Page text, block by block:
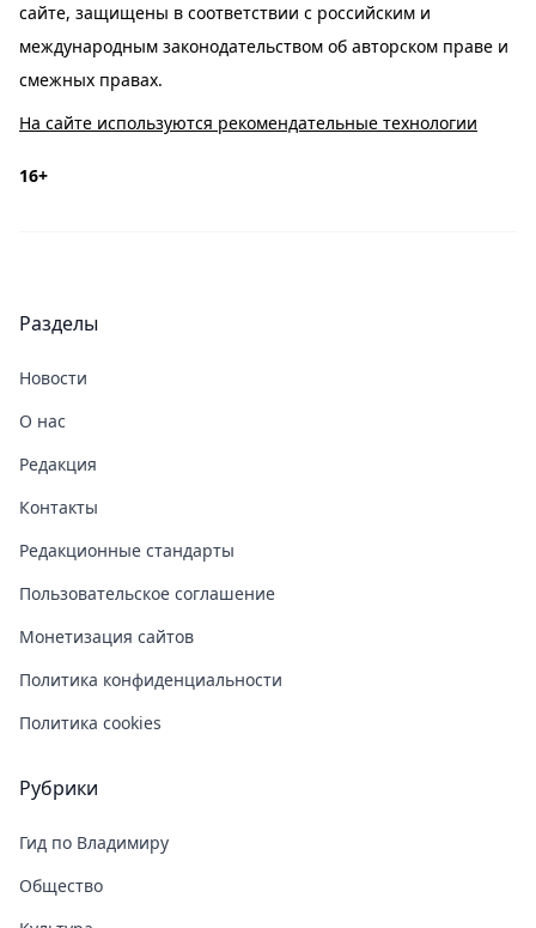
сайте, защищены в соответствии с российским и
международным законодательством об авторском праве и
смежных правах.
На сайте используются рекомендательные технологии
16+
Разделы
Новости
О нас
Редакция
Контакты
Редакционные стандарты
Пользовательское соглашение
Монетизация сайтов
Политика конфиденциальности
Политика cookies
Рубрики
Гид по Владимиру
Общество